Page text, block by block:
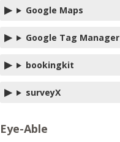
Google Maps
Google Tag Manager
bookingkit
surveyX
Eye-Able